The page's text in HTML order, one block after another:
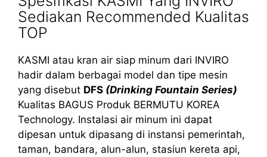
Sediakan Recommended Kualitas
TOP
KASMI atau kran air siap minum dari INVIRO
hadir dalam berbagai model dan tipe mesin
yang disebut DFS (Drinking Fountain Series)
Kualitas BAGUS Produk BERMUTU KOREA
Technology. Instalasi air minum ini dapat
dipesan untuk dipasang di instansi pemerintah,
taman, bandara, alun-alun, stasiun kereta api,